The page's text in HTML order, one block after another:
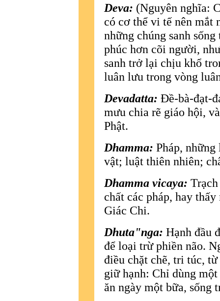
Deva: (Nguyên nghĩa:
có cơ thể vi tế nên
những chúng sanh
phúc hơn cõi người,
sanh trở lại chịu khổ
luân lưu trong vòng
Devadatta: Ðề-bà-đạt-
mưu chia rẽ giáo hội,
Phật.
Dhamma: Pháp,
vật; luật thiên nhiên;
Dhamma vicaya:
chất các pháp, hay
Giác Chi.
Dhuta"nga: Hạnh đầu
để loại trừ phiền não.
điều chặt chẽ, tri túc, từ
giữ hạnh: Chỉ dùng
ăn ngày một bữa, sống